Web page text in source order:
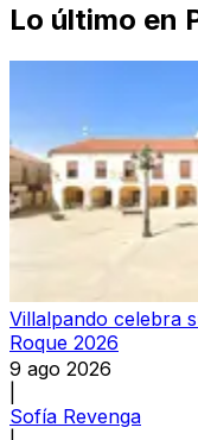
Lo último en
Villalpando celebra
Roque 2026
9 ago 2026
Sofía Revenga